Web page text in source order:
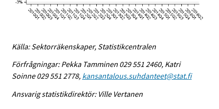
Källa: Sektorräkenskaper, Statistikcentralen
Förfrågningar: Pekka Tamminen 029 551 2460, Katri
Soinne 029 551 2778, kansantalous.suhdanteet@stat.fi
Ansvarig statistikdirektör: Ville Vertanen